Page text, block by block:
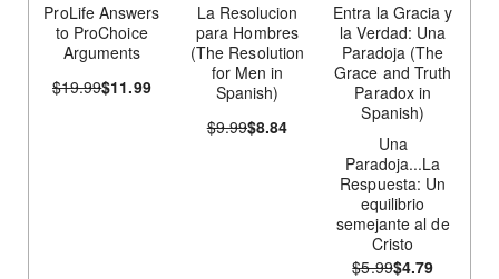
ProLife Answers
to ProChoice
Arguments
$19.99$11.99
La Resolucion
para Hombres
(The Resolution
for Men in
Spanish)
$9.99$8.84
Entra la Gracia y
la Verdad: Una
Paradoja (The
Grace and Truth
Paradox in
Spanish)
Una
Paradoja...La
Respuesta: Un
equilibrio
semejante al de
Cristo
$5.99$4.79